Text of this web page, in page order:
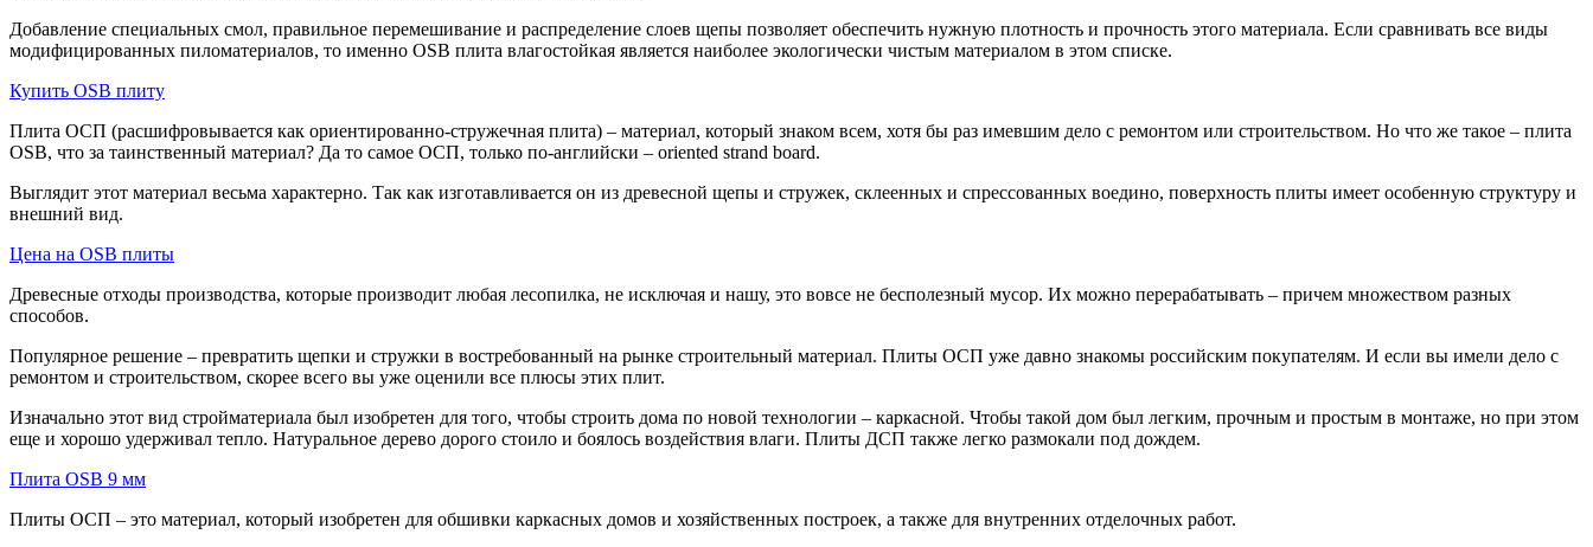
Добавление специальных смол, правильное перемешивание и распределение слоев щепы позволяет обеспечить нужную плотность и прочность этого материала. Если сравнивать все виды
модифицированных пиломатериалов, то именно OSB плита влагостойкая является наиболее экологически чистым материалом в этом списке.
Купить OSB плиту
Плита ОСП (расшифровывается как ориентированно-стружечная плита) – материал, который знаком всем, хотя бы раз имевшим дело с ремонтом или строительством. Но что же такое – плита
OSB, что за таинственный материал? Да то самое ОСП, только по-английски – oriented strand board.
Выглядит этот материал весьма характерно. Так как изготавливается он из древесной щепы и стружек, склеенных и спрессованных воедино, поверхность плиты имеет особенную структуру и
внешний вид.
Цена на OSB плиты
Древесные отходы производства, которые производит любая лесопилка, не исключая и нашу, это вовсе не бесполезный мусор. Их можно перерабатывать – причем множеством разных
способов.
Популярное решение – превратить щепки и стружки в востребованный на рынке строительный материал. Плиты ОСП уже давно знакомы российским покупателям. И если вы имели дело с
ремонтом и строительством, скорее всего вы уже оценили все плюсы этих плит.
Изначально этот вид стройматериала был изобретен для того, чтобы строить дома по новой технологии – каркасной. Чтобы такой дом был легким, прочным и простым в монтаже, но при этом
еще и хорошо удерживал тепло. Натуральное дерево дорого стоило и боялось воздействия влаги. Плиты ДСП также легко размокали под дождем.
Плита OSB 9 мм
Плиты ОСП – это материал, который изобретен для обшивки каркасных домов и хозяйственных построек, а также для внутренних отделочных работ.